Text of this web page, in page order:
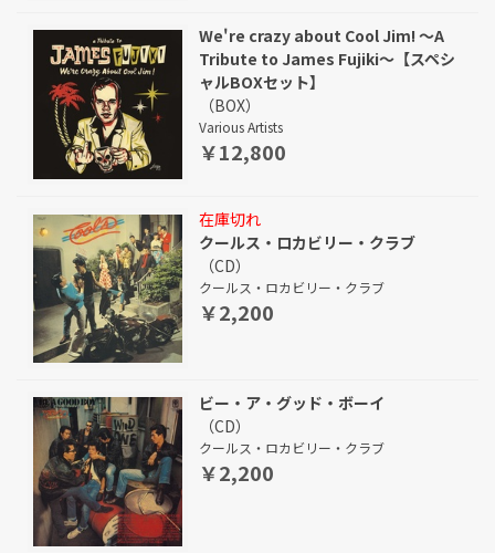
We're crazy about Cool Jim! ～A
Tribute to James Fujiki～【スペシ
ャルBOXセット】
（BOX）
Various Artists
￥12,800
在庫切れ
クールス・ロカビリー・クラブ
（CD）
クールス・ロカビリー・クラブ
￥2,200
ビー・ア・グッド・ボーイ
（CD）
クールス・ロカビリー・クラブ
￥2,200